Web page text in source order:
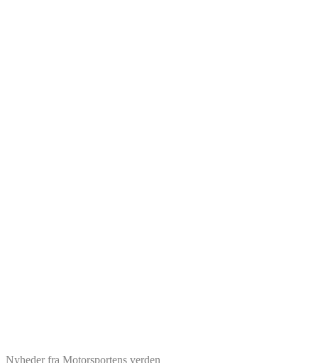
Nyheder fra Motorsportens verden